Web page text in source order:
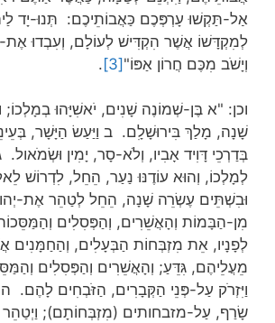
אַל-תַּקְשׁוּ עָרְפְּכֶם כַּאֲבוֹתֵיכֶם: תְּנוּ-יָד
לְמִקְדָּשׁוֹ אֲשֶׁר הִקְדִּישׁ לְעוֹלָם, וְעִבְדוּ
וְיָשֹׁב מִכֶּם חֲרוֹן אַפּוֹ"[3]
.
וכן: "א בֶּן-שְׁמוֹנֶה שָׁנִים, יֹאשִׁיָּהוּ
שָׁנָה, מָלַךְ בִּירוּשָׁלִָם. ב וַיַּעַשׂ הַיָּשָׁר,
בְּדַרְכֵי דָּוִיד אָבִיו, וְלֹא-סָר, יָמִין
לְמָלְכוֹ, וְהוּא עוֹדֶנּוּ נַעַר, הֵחֵל, לִדְרוֹשׁ
וּבִשְׁתֵּים עֶשְׂרֵה שָׁנָה, הֵחֵל לְטַהֵר אֶת-
מִן-הַבָּמוֹת וְהָאֲשֵׁרִים, וְהַפְּסִלִים
לְפָנָיו, אֵת מִזְבְּחוֹת הַבְּעָלִים, וְהַחַמָּנִים
מֵעֲלֵיהֶם, גִּדֵּעַ; וְהָאֲשֵׁרִים וְהַפְּסִלִים
וַיִּזְרֹק עַל-פְּנֵי הַקְּבָרִים, הַזֹּבְחִים לָהֶם.
שָׂרַף, עַל-מזבחותים (מִזְבְּחוֹתָם);